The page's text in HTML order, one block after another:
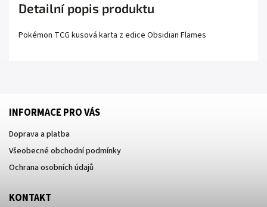
Detailní popis produktu
Pokémon TCG kusová karta z edice Obsidian Flames
INFORMACE PRO VÁS
Doprava a platba
Všeobecné obchodní podmínky
Ochrana osobních údajů
KONTAKT